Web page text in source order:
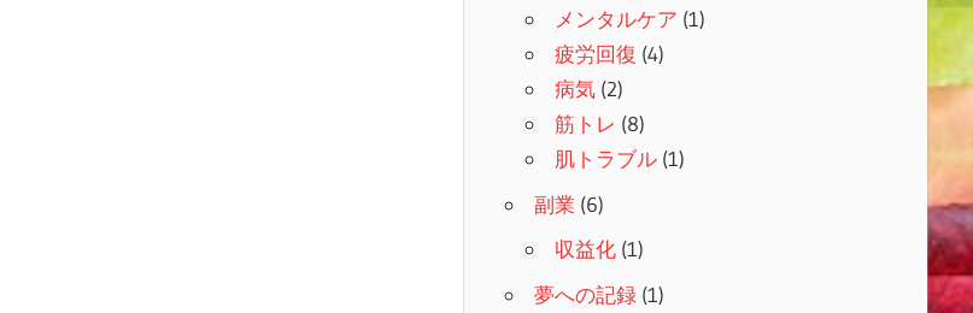
メンタルケア (1)
疲労回復 (4)
病気(2)
筋トレ (8)
肌トラブル(1)
副業 (6)
収益化(1)
夢への記録(1)